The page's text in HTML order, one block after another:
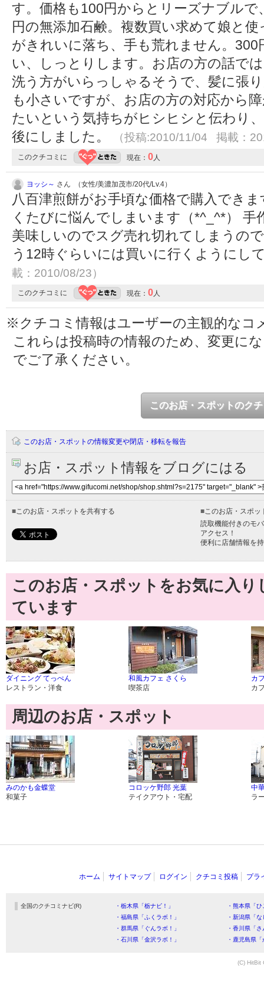
す。価格も100円からとリーズナブル
円の無添加石鹸。複数買い求めて娘と
がきれいに落ち、手も荒れません。300
い、しっとりします。お店の方の話で
洗う方がいらっしゃるそうで、髪に張
も小さいですが、お店の方の対応から
たいという気持ちがヒシヒシと伝わり
後にしました。
（投稿:2010/11/04 掲載：
このクチコミに 現在： 0人
ヨッシ～ さん （女性/美濃加茂市/20代/Lv.4）
八百津煎餅がお手頃な価格で購入でき
くたびに悩んでしまいます（*^_^*）
美味しいのでスグ売れ切れてしまうの
う12時ぐらいには買いに行くようにし
載：2010/08/23）
このクチコミに 現在： 0人
※クチコミ情報はユーザーの主観的なコ
これらは投稿時の情報のため、変更に
でご了承ください。
このお店・スポットのク
このお店・スポットの情報変更や閉店・移転を報告
お店・スポット情報をブログにはる
■このお店・スポットを共有する ■このお店・スポッ
読取機能付きのモ
アクセス！
便利に店舗情報を
このお店・スポットをお気に入
ています
ダイニング てっぺん
レストラン・洋食
和風カフェ さくら
喫茶店
カ
カ
周辺のお店・スポット
みのかも金蝶堂
和菓子
コロッケ野郎 光葉
テイクアウト・宅配
中
ラ
ホーム サイトマップ ログイン クチコミ投稿 プラ
全国のクチコミナビ(R) ・栃木県「栃ナビ！」
・熊本県「
・福島県「ふくラボ！」
・新潟県「
・群馬県「ぐんラボ！」
・香川県「
・石川県「金沢ラボ！」
・鹿児島県
(C) HitBit